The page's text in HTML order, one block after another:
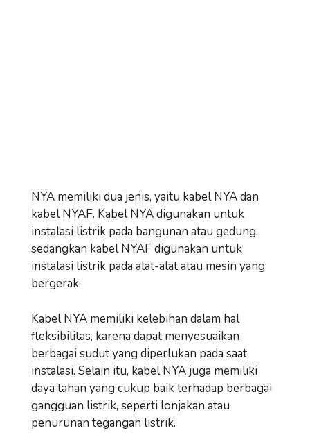
NYA memiliki dua jenis, yaitu kabel NYA dan
kabel NYAF. Kabel NYA digunakan untuk
instalasi listrik pada bangunan atau gedung,
sedangkan kabel NYAF digunakan untuk
instalasi listrik pada alat-alat atau mesin yang
bergerak.
Kabel NYA memiliki kelebihan dalam hal
fleksibilitas, karena dapat menyesuaikan
berbagai sudut yang diperlukan pada saat
instalasi. Selain itu, kabel NYA juga memiliki
daya tahan yang cukup baik terhadap berbagai
gangguan listrik, seperti lonjakan atau
penurunan tegangan listrik.